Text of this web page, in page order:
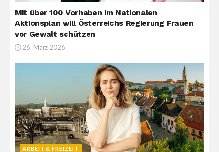
Mit über 100 Vorhaben im Nationalen
Aktionsplan will Österreichs Regierung Frauen
vor Gewalt schützen
26. März 2026
ARBEIT & FREIZEIT